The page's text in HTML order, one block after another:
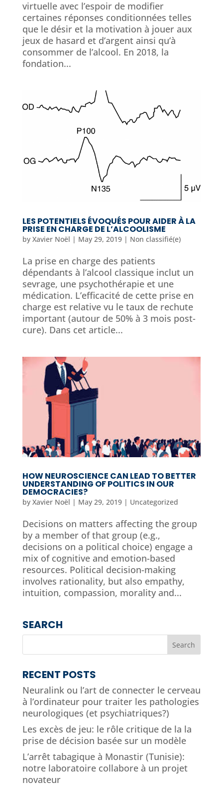
virtuelle avec l’espoir de modifier
certaines réponses conditionnées telles
que le désir et la motivation à jouer aux
jeux de hasard et d’argent ainsi qu’à
consommer de l’alcool. En 2018, la
fondation...
LES POTENTIELS ÉVOQUÉS POUR AIDER À LA
PRISE EN CHARGE DE L’ALCOOLISME
by Xavier Noël | May 29, 2019| Non classifié(e)
La prise en charge des patients
dépendants à l’alcool classique inclut un
sevrage, une psychothérapie et une
médication. L’efficacité de cette prise en
charge est relative vu le taux de rechute
important (autour de 50% à 3 mois post-
cure). Dans cet article...
HOW NEUROSCIENCE CAN LEAD TO BETTER
UNDERSTANDING OF POLITICS IN OUR
DEMOCRACIES?
by Xavier Noël | May 29, 2019| Uncategorized
Decisions on matters affecting the group
by a member of that group (e.g.,
decisions on a political choice) engage a
mix of cognitive and emotion-based
resources. Political decision-making
involves rationality, but also empathy,
intuition, compassion, morality and...
SEARCH
RECENT POSTS
Neuralink ou l’art de connecter le cerveau
à l’ordinateur pour traiter les pathologies
neurologiques (et psychiatriques?)
Les excès de jeu: le rôle critique de la la
prise de décision basée sur un modèle
L’arrêt tabagique à Monastir (Tunisie):
notre laboratoire collabore à un projet
novateur